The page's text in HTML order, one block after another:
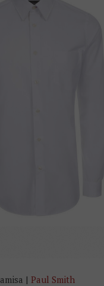
| Paul Smith